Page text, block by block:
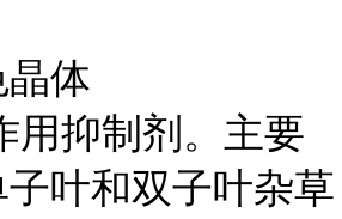
体
用抑制剂。主要
叶和双子叶杂草